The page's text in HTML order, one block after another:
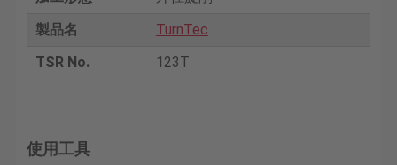
製品名
TurnTec
TSR No.
123T
使用工具